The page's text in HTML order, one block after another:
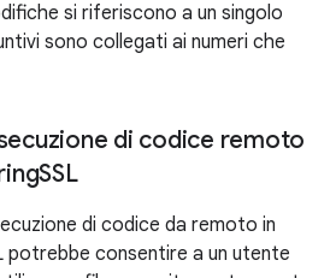
si riferiscono a un singolo
sono collegati ai numeri che
di codice remoto
SSL
di codice da remoto in
potrebbe consentire a un utente